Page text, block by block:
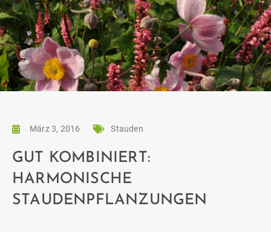
März 3, 2016 Stauden
GUT KOMBINIERT:
HARMONISCHE
STAUDENPFLANZUNGEN